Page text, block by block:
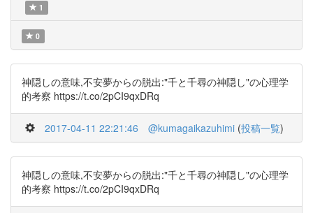
1
0
神隠しの意味,不安夢からの脱出:"千と千尋の神隠し"の心理学
的考察 https://t.co/2pCI9qxDRq
2017-04-11 22:21:46 @kumagaikazuhimi (投稿一覧)
神隠しの意味,不安夢からの脱出:"千と千尋の神隠し"の心理学
的考察 https://t.co/2pCI9qxDRq